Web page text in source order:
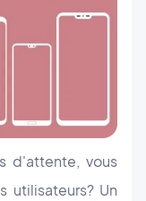
d'attente, vous
utilisateurs? Un